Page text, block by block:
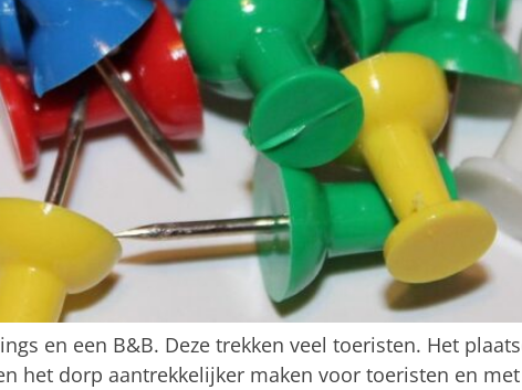
en een B&B. Deze trekken veel toeristen. Het
het dorp aantrekkelijker maken voor toeristen en